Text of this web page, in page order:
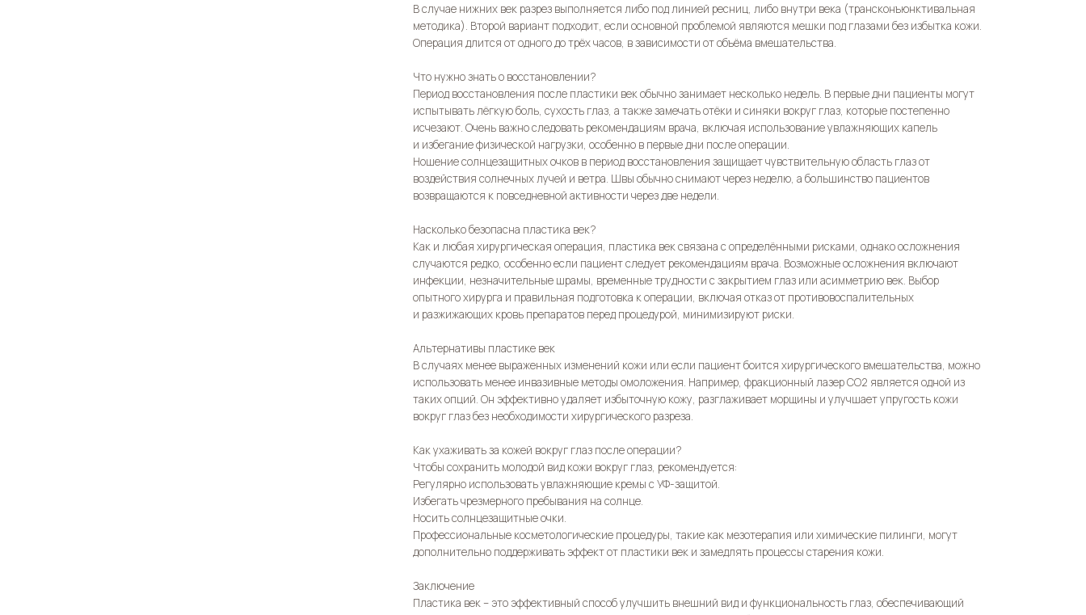
В случае нижних век разрез выполняется либо под линией ресниц, либо внутри века (трансконъюнктивальная
методика). Второй вариант подходит, если основной проблемой являются мешки под глазами без избытка кожи.
Операция длится от одного до трёх часов, в зависимости от объёма вмешательства.
Что нужно знать о восстановлении?
Период восстановления после пластики век обычно занимает несколько недель. В первые дни пациенты могут
испытывать лёгкую боль, сухость глаз, а также замечать отёки и синяки вокруг глаз, которые постепенно
исчезают. Очень важно следовать рекомендациям врача, включая использование увлажняющих капель
и избегание физической нагрузки, особенно в первые дни после операции.
Ношение солнцезащитных очков в период восстановления защищает чувствительную область глаз от
воздействия солнечных лучей и ветра. Швы обычно снимают через неделю, а большинство пациентов
возвращаются к повседневной активности через две недели.
Насколько безопасна пластика век?
Как и любая хирургическая операция, пластика век связана с определёнными рисками, однако осложнения
случаются редко, особенно если пациент следует рекомендациям врача. Возможные осложнения включают
инфекции, незначительные шрамы, временные трудности с закрытием глаз или асимметрию век. Выбор
опытного хирурга и правильная подготовка к операции, включая отказ от противовоспалительных
и разжижающих кровь препаратов перед процедурой, минимизируют риски.
Альтернативы пластике век
В случаях менее выраженных изменений кожи или если пациент боится хирургического вмешательства, можно
использовать менее инвазивные методы омоложения. Например, фракционный лазер CO2 является одной из
таких опций. Он эффективно удаляет избыточную кожу, разглаживает морщины и улучшает упругость кожи
вокруг глаз без необходимости хирургического разреза.
Как ухаживать за кожей вокруг глаз после операции?
Чтобы сохранить молодой вид кожи вокруг глаз, рекомендуется:
Регулярно использовать увлажняющие кремы с УФ-защитой.
Избегать чрезмерного пребывания на солнце.
Носить солнцезащитные очки.
Профессиональные косметологические процедуры, такие как мезотерапия или химические пилинги, могут
дополнительно поддерживать эффект от пластики век и замедлять процессы старения кожи.
Заключение
Пластика век – это эффективный способ улучшить внешний вид и функциональность глаз, обеспечивающий